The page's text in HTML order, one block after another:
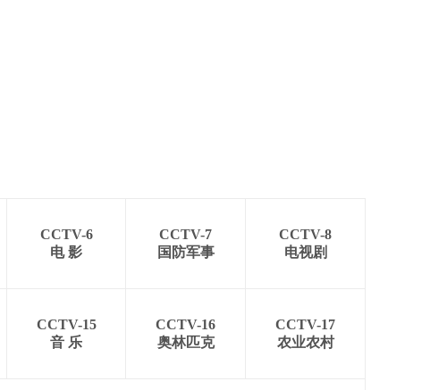
CCTV-6
电 影
CCTV-7
国防军事
CCTV-8
电视剧
CCTV-15
音 乐
CCTV-16
奥林匹克
CCTV-17
农业农村